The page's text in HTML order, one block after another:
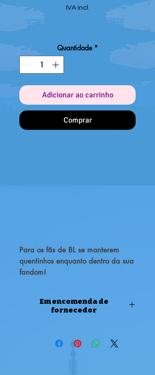
IVA incl.
Quantidade *
Adicionar ao carrinho
Comprar
Para os fãs de BL se manterem
quentinhos enquanto dentro da sua
fandom!
tamanhosEm encomenda de
fornecedor
Atenção, este produto é uma
encomenda de fornecedor,